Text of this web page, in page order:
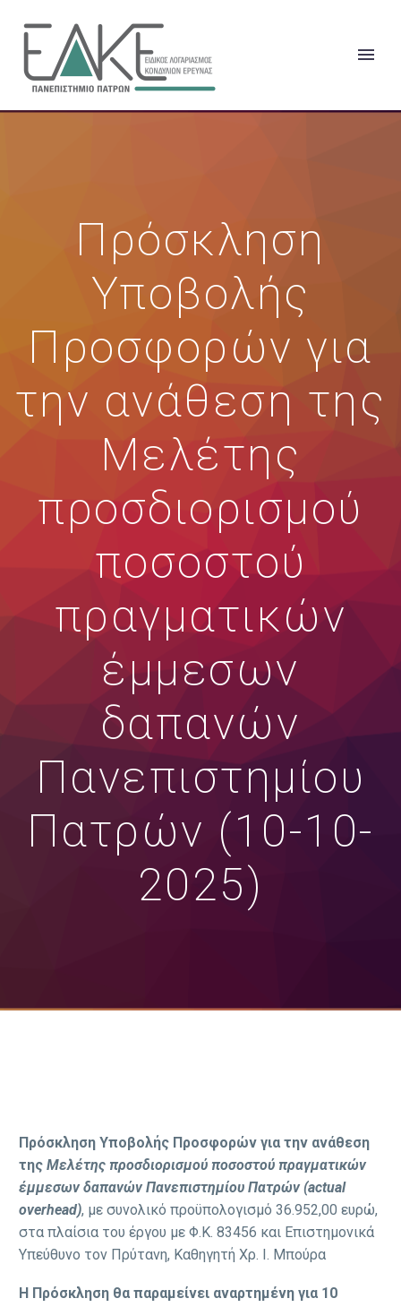
Πρόσκληση
Υποβολής
Προσφορών για
την ανάθεση της
Μελέτης
προσδιορισμού
ποσοστού
πραγματικών
έμμεσων
δαπανών
Πανεπιστημίου
Πατρών (10-10-
2025)
Πρόσκληση Υποβολής Προσφορών για την ανάθεση
της Μελέτης προσδιορισμού ποσοστού πραγματικών
έμμεσων δαπανών Πανεπιστημίου Πατρών (actual
overhead), με συνολικό προϋπολογισμό 36.952,00 ευρώ,
στα πλαίσια του έργου με Φ.Κ. 83456 και Επιστημονικά
Υπεύθυνο τον Πρύτανη, Καθηγητή Χρ. Ι. Μπούρα
Η Πρόσκληση θα παραμείνει αναρτημένη για 10